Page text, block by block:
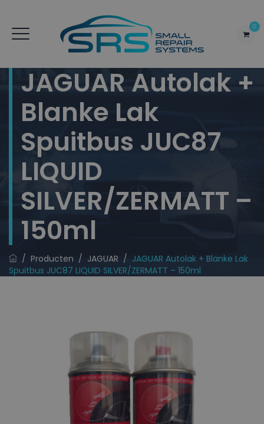
0
JAGUAR Autolak +
Blanke Lak
Spuitbus JUC87
LIQUID
SILVER/ZERMATT –
150ml
/ Producten / JAGUAR / JAGUAR Autolak + Blanke Lak
Spuitbus JUC87 LIQUID SILVER/ZERMATT – 150ml